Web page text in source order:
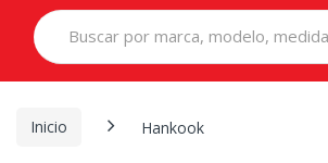
Search
for:
Inicio Hankook